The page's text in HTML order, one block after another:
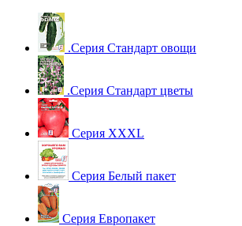
.Серия Стандарт овощи
.Серия Стандарт цветы
Серия XXXL
Серия Белый пакет
Серия Европакет